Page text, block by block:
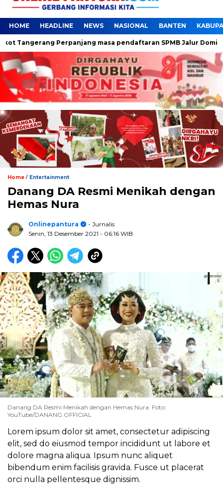
HOME HEADLINE NEWS NASIONAL BANTEN
Perpanjang masa pendaftaran SPMB Jalur Domisili
Home / Entertainment
Danang DA Resmi Menikah dengan
Hemas Nura
Onlinepantura
- Jurnalis
Senin, 13 Desember 2021 - 06:16 WIB
Danang DA Resmi Menikah dengan Hemas Nura. Foto:
YouTube/DANANG OFFICIAL
Lorem ipsum dolor sit amet, consectetur adipiscing
elit, sed do eiusmod tempor incididunt ut labore et
dolore magna aliqua. Ipsum nunc aliquet
bibendum enim facilisis gravida. Fusce ut placerat
orci nulla pellentesque dignissim.